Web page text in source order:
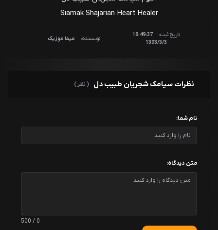
Siamak Shajarian Heart Healer
تاریخ ثبت:
18:49:37
1393/3/3
نویسنده: میفا موزیک
نظرات سیامک شجریان طبیب دل ( نظر )
نام شما:
متن دیدگاه:
0 / 500